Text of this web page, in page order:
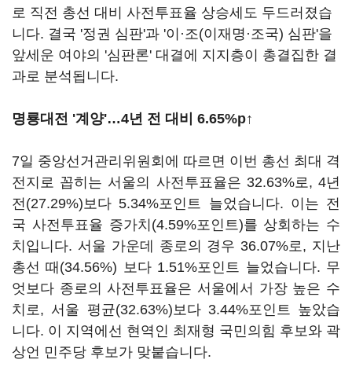
로 직전 총선 대비 사전투표율 상승세도 두드러졌습
니다. 결국 '정권 심판'과 '이·조(이재명·조국) 심판'을
앞세운 여야의 '심판론' 대결에 지지층이 총결집한 결
과로 분석됩니다.
명룡대전 '계양'…4년 전 대비 6.65%p↑
7일 중앙선거관리위원회에 따르면 이번 총선 최대 격
전지로 꼽히는 서울의 사전투표율은 32.63%로, 4년
전(27.29%)보다 5.34%포인트 늘었습니다. 이는 전
국 사전투표율 증가치(4.59%포인트)를 상회하는 수
치입니다. 서울 가운데 종로의 경우 36.07%로, 지난
총선 때(34.56%) 보다 1.51%포인트 늘었습니다. 무
엇보다 종로의 사전투표율은 서울에서 가장 높은 수
치로, 서울 평균(32.63%)보다 3.44%포인트 높았습
니다. 이 지역에선 현역인 최재형 국민의힘 후보와 곽
상언 민주당 후보가 맞붙습니다.